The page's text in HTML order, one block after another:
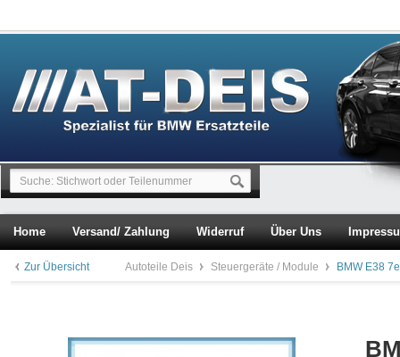
Home Versand/ Zahlung Widerruf Über Uns
Zur Übersicht Autoteile Deis Steuergeräte / Module BMW E38